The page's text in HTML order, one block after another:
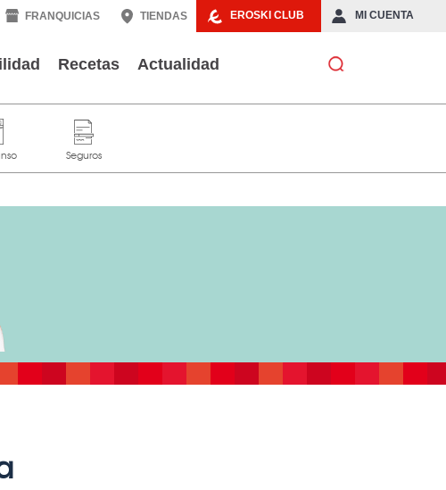
EROSKI CLUB MI CUENTA
FRANQUICIAS TIENDAS
Recetas Actualidad